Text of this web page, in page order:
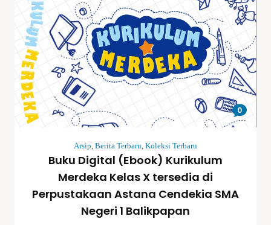
0
Arsip, Berita Terbaru, Koleksi Terbaru
Buku Digital (Ebook) Kurikulum
Merdeka Kelas X tersedia di
Perpustakaan Astana Cendekia SMA
Negeri 1 Balikpapan